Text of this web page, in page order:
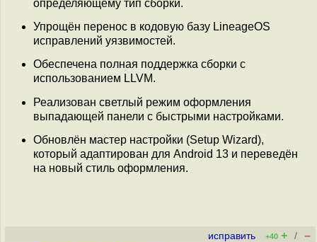
определяющему тип сборки.
Упрощён перенос в кодовую базу LineageOS
исправлений уязвимостей.
Обеспечена полная поддержка сборки с
использованием LLVM.
Реализован светлый режим оформления
выпадающей панели с быстрыми настройками.
Обновлён мастер настройки (Setup Wizard),
который адаптирован для Android 13 и переведён
на новый стиль оформления.
исправить +40 + / –